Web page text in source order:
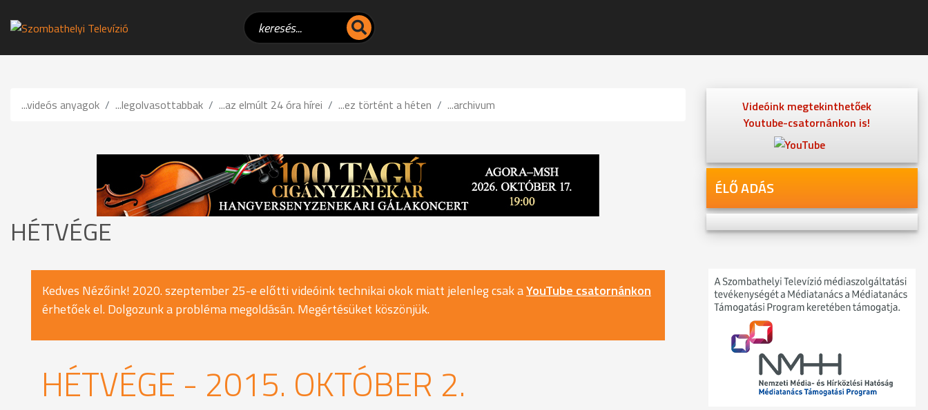
...videós anyagok ...legolvasottabbak ...az elmúlt 24 óra hírei ...ez történt a héten ...archivum
HÉTVÉGE
Kedves Nézőink! 2020. szeptember 25-e előtti videóink technikai okok miatt jelenleg csak aYouTube csatornánkon
érhetőek el. Dolgozunk a probléma megoldásán. Megértésüket köszönjük.
HÉTVÉGE - 2015. OKTÓBER 2.
Videóink megtekinthetőek
Youtube-csatornánkon is!
ÉLŐ ADÁS